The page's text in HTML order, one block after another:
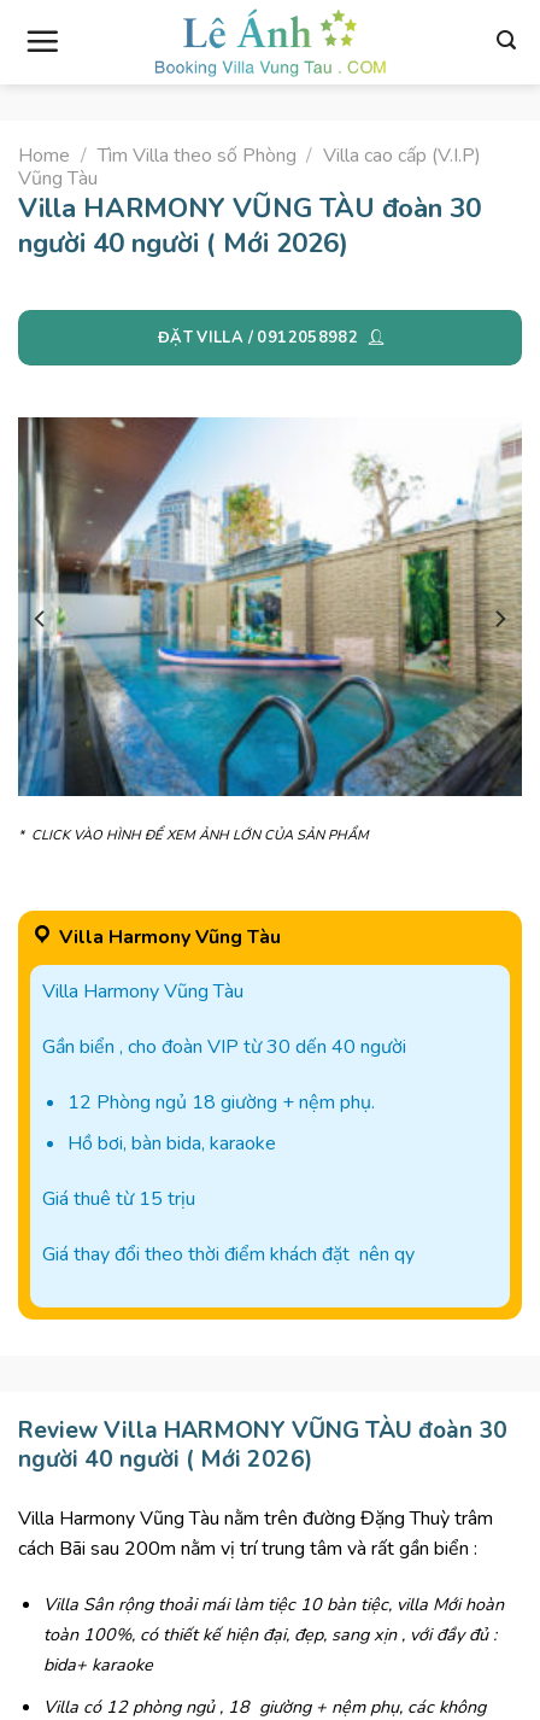
Home / Tìm Villa theo số Phòng / Villa cao cấp (V.I.P)
Vũng Tàu
Villa HARMONY VŨNG TÀU đoàn 30
người 40 người ( Mới 2026)
ĐẶT VILLA / 0912058982
* CLICK VÀO HÌNH ĐỂ XEM ẢNH LỚN CỦA SẢN PHẨM
Villa Harmony Vũng Tàu
Villa Harmony Vũng Tàu
Gần biển , cho đoàn VIP từ 30 dến 40 người
12 Phòng ngủ 18 giường + nệm phụ.
Hồ bơi, bàn bida, karaoke
Giá thuê từ 15 trịu
Giá thay đổi theo thời điểm khách đặt nên qy
Review Villa HARMONY VŨNG TÀU đoàn 30
người 40 người ( Mới 2026)
Villa Harmony Vũng Tàu nằm trên đường Đặng Thuỳ trâm
cách Bãi sau 200m nằm vị trí trung tâm và rất gần biển :
Villa Sân rộng thoải mái làm tiệc 10 bàn tiệc, villa Mới hoàn
toàn 100%, có thiết kế hiện đại, đẹp, sang xịn , với đầy đủ :
bida+ karaoke
Villa có 12 phòng ngủ , 18 giường + nệm phụ, các không